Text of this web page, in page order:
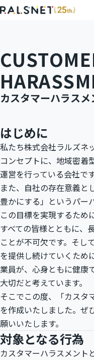
カスタマーハラス
はじめに
私たち株式会社ラルズネ
コンセプトに、地域密着
運営を行っている会社です
また、自社の存在意義と
豊かにする」というパー
この目標を実現するため
すべての皆様とともに、
ことが不可欠です。そし
を提供し続けていくため
業員が、心身ともに健康
大切だと考えています。
そこでこの度、「カスタ
を作成いたしました。ぜ
願いいたします。
対象となる行為
カスタマーハラスメント